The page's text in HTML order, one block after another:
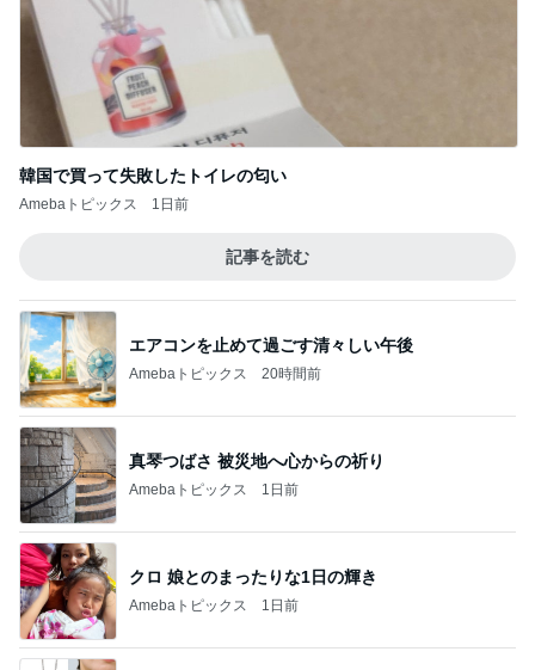
韓国で買って失敗したトイレの匂い
Amebaトピックス 1日前
記事を読む
エアコンを止めて過ごす清々しい午後
Amebaトピックス 20時間前
真琴つばさ 被災地へ心からの祈り
Amebaトピックス 1日前
クロ 娘とのまったりな1日の輝き
Amebaトピックス 1日前